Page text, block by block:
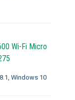
Wi-Fi Micro
Windows 10